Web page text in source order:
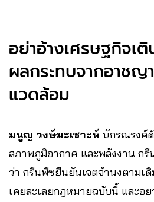
อย่าอ้างเศรษฐกิจเ
ผลกระทบจากอาชญ
แวดล้อม
มนูญ วงษ์มะเซาะห์ นักรณรงค์
สภาพภูมิอากาศ และพลังงาน กรี
ว่า กรีนพีซยืนยันเจตจำนงตามเ
เคยละเลยกฎหมายฉบับนี้ และอ